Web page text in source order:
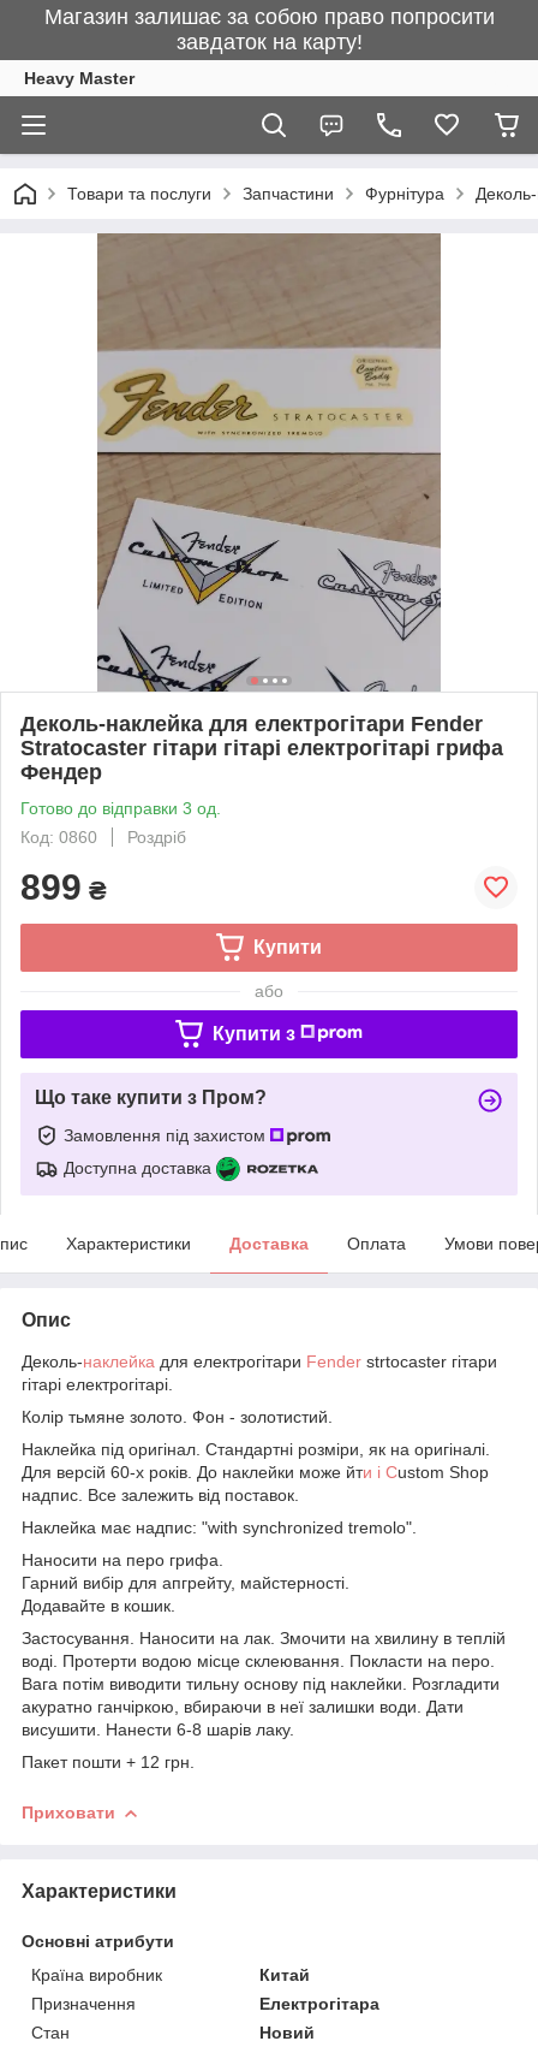
Магазин залишає за собою право попросити
завдаток на карту!
Heavy Master
Товари та послуги Запчастини Фурнітура
Деколь-наклейка для електрогітари Fender
Stratocaster гітари гітарі електрогітарі грифа
Фендер
Готово до відправки 3 од.
Код: 0860
Роздріб
899 ₴
Купити
або
Купити з
Що таке купити з Пром?
Замовлення під захистом
Доступна доставка
Характеристики Доставка Оплата Умови
Опис
Деколь-наклейка для електрогітари Fender strtocaster гітари
гітарі електрогітарі.
Колір тьмяне золото. Фон - золотистий.
Наклейка під оригінал. Стандартні розміри, як на оригіналі.
Для версій 60-х років. До наклейки може йти і Custom Shop
надпис. Все залежить від поставок.
Наклейка має надпис: "with synchronized tremolo".
Наносити на перо грифа.
Гарний вибір для апгрейту, майстерності.
Додавайте в кошик.
Застосування. Наносити на лак. Змочити на хвилину в теплій
воді. Протерти водою місце склеювання. Покласти на перо.
Вага потім виводити тильну основу під наклейки. Розгладити
акуратно ганчіркою, вбираючи в неї залишки води. Дати
висушити. Нанести 6-8 шарів лаку.
Пакет пошти + 12 грн.
Приховати
Характеристики
Основні атрибути
Країна виробник
Китай
Призначення
Електрогітара
Стан
Новий